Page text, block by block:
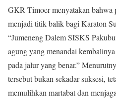
GKR Timoer menyatakan
menjadi titik balik bagi Karaton
“Jumeneng Dalem SISKS
agung yang menandai
pada jalur yang benar.”
tersebut bukan sekadar suksesi,
memulihkan martabat dan